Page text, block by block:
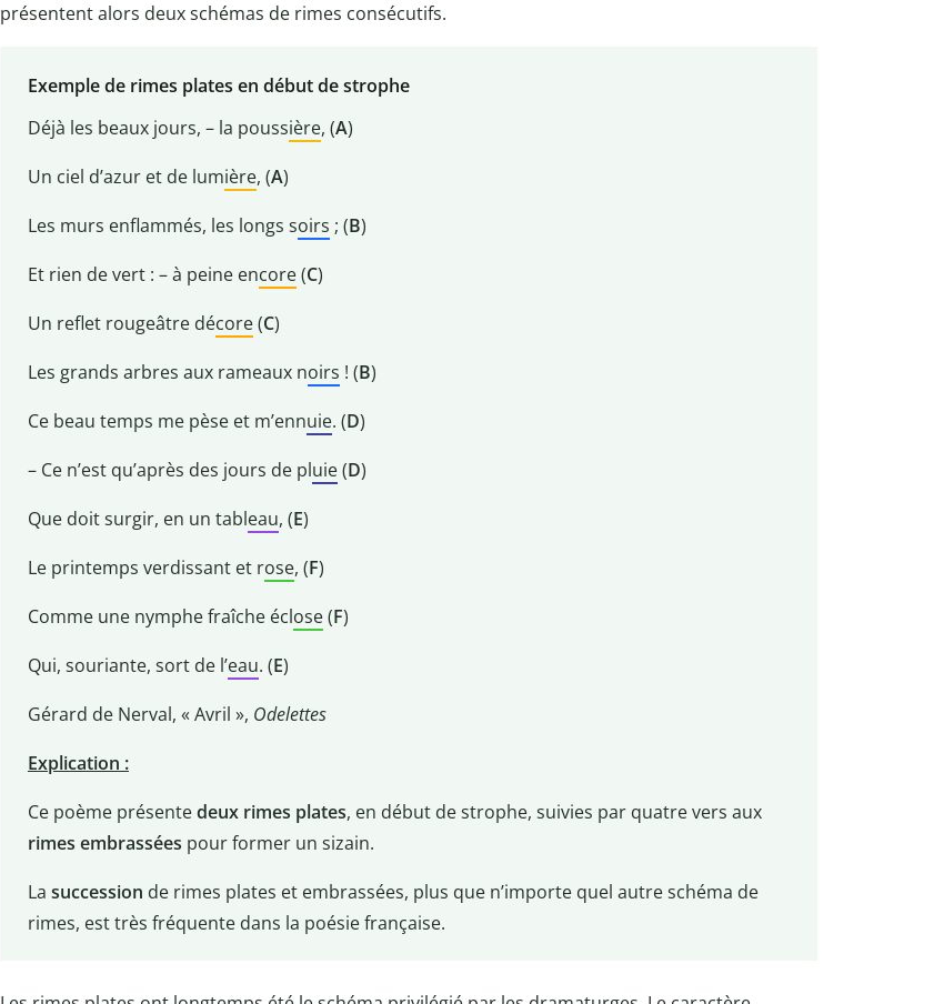
présentent alors deux schémas de rimes consécutifs.
Exemple de rimes plates en début de strophe
Déjà les beaux jours, – la poussière, (A)
Un ciel d’azur et de lumière, (A)
Les murs enflammés, les longs soirs ; (B)
Et rien de vert : – à peine encore(C)
Un reflet rougeâtre décore(C)
Les grands arbres aux rameaux noirs ! (B)
Ce beau temps me pèse et m’ennuie. (D)
– Ce n’est qu’après des jours de pluie(D)
Que doit surgir, en un tableau, (E)
Le printemps verdissant et rose, (F)
Comme une nymphe fraîche éclose(F)
Qui, souriante, sort de l’eau. (E)
Gérard de Nerval, « Avril », Odelettes
Explication :
Ce poème présentedeux rimes plates, en début de strophe, suivies par quatre vers aux
rimes embrassées pour former un sizain.
La succession de rimes plates et embrassées, plus que n’importe quel autre schéma de
rimes, est très fréquente dans la poésie française.